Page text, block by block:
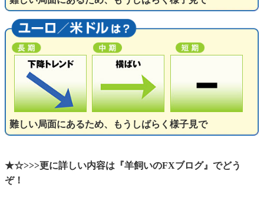
難しい局面にあるため、もうしばらく様子見で
★☆>>>更に詳しい内容は『羊飼いのFXブログ』でどう
ぞ！